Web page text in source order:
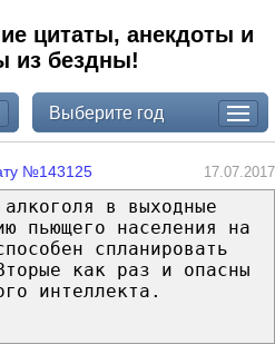
цитаты, анекдоты и
из бездны!
Выберите год
№143125 17.07.2017
в выходные
пьющего населения на
спланировать
как раз и опасны
интеллекта.